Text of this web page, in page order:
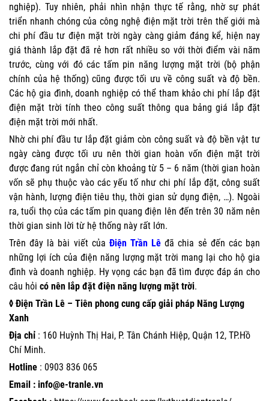
nghiệp). Tuy nhiên, phải nhìn nhận thực tế rằng, nhờ sự phát
triển nhanh chóng của công nghệ điện mặt trời trên thế giới mà
chi phí đầu tư điện mặt trời ngày càng giảm đáng kể, hiện nay
giá thành lắp đặt đã rẻ hơn rất nhiều so với thời điểm vài năm
trước, cùng với đó các tấm pin năng lượng mặt trời (bộ phận
chính của hệ thống) cũng được tối ưu về công suất và độ bền.
Các hộ gia đình, doanh nghiệp có thể tham khảo chi phí lắp đặt
điện mặt trời tính theo công suất thông qua bảng giá lắp đặt
điện mặt trời mới nhất.
Nhờ chi phí đầu tư lắp đặt giảm còn công suất và độ bền vật tư
ngày càng được tối ưu nên thời gian hoàn vốn điện mặt trời
được đang rút ngắn chỉ còn khoảng từ 5 – 6 năm (thời gian hoàn
vốn sẽ phụ thuộc vào các yếu tố như chi phí lắp đặt, công suất
vận hành, lượng điện tiêu thụ, thời gian sử dụng điện, …). Ngoài
ra, tuổi thọ của các tấm pin quang điện lên đến trên 30 năm nên
thời gian sinh lời từ hệ thống này rất lớn.
Trên đây là bài viết của Điện Trần Lê đã chia sẻ đến các bạn
những lợi ích của điện năng lượng mặt trời mang lại cho hộ gia
đình và doanh nghiệp. Hy vọng các bạn đã tìm được đáp án cho
câu hỏi có nên lắp đặt điện năng lượng mặt trời.
◊ Điện Trần Lê – Tiên phong cung cấp giải pháp Năng Lượng
Xanh
Địa chỉ : 160 Huỳnh Thị Hai, P. Tân Chánh Hiệp, Quận 12, TP.Hồ
Chí Minh.
Hotline : 0903 836 065
Email : info@e-tranle.vn